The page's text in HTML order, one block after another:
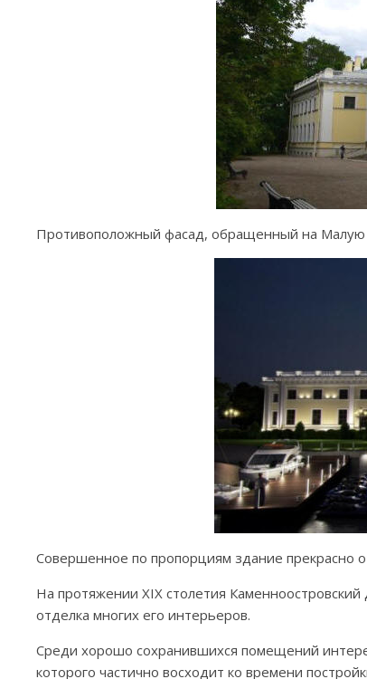
Противоположный фасад, обращенный на Малую
Совершенное по пропорциям здание прекрасно
На протяжении XIX столетия
отделка многих его интерьеров.
Среди хорошо сохранившихся помещений
которого частично восходит ко времени